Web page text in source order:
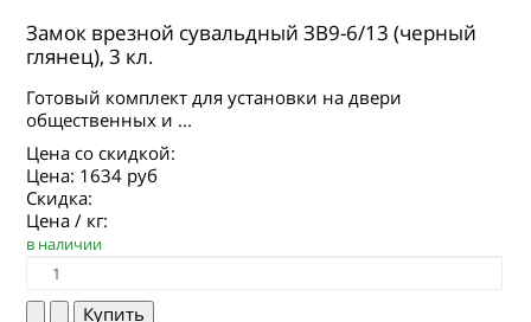
Замок врезной сувальдный ЗВ9-6/13 (черный
глянец), 3 кл.
Готовый комплект для установки на двери
общественных и ...
Цена со скидкой:
Цена: 1634 руб
Скидка:
Цена / кг:
в наличии